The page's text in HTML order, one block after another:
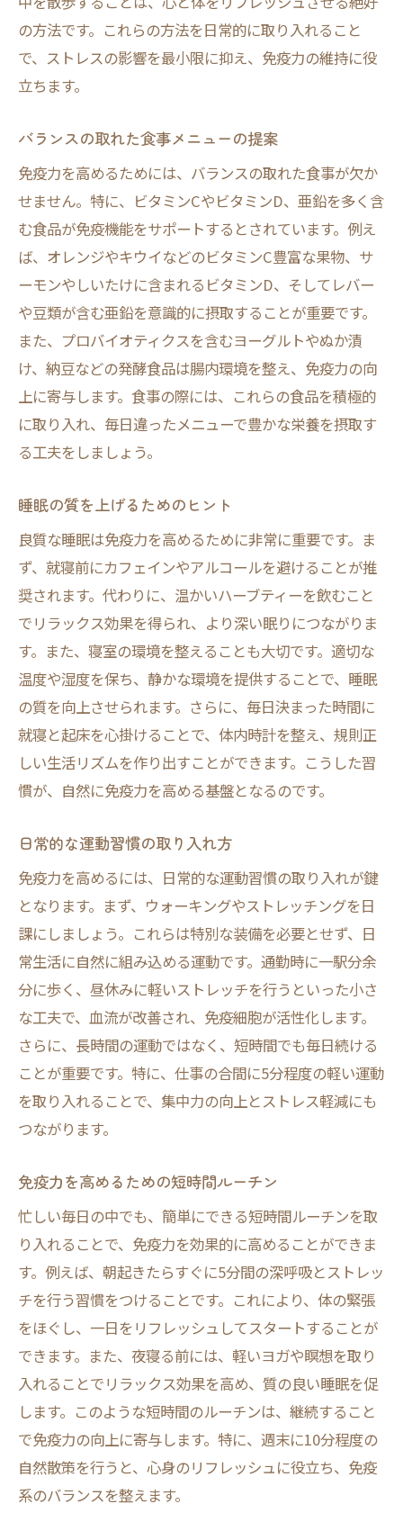
の方法です。これらの方法を日常的に取り入れること
で、ストレスの影響を最小限に抑え、免疫力の維持に役
立ちます。
バランスの取れた食事メニューの提案
免疫力を高めるためには、バランスの取れた食事が欠か
せません。特に、ビタミンCやビタミンD、亜鉛を多く含
む食品が免疫機能をサポートするとされています。例え
ば、オレンジやキウイなどのビタミンC豊富な果物、サ
ーモンやしいたけに含まれるビタミンD、そしてレバー
や豆類が含む亜鉛を意識的に摂取することが重要です。
また、プロバイオティクスを含むヨーグルトやぬか漬
け、納豆などの発酵食品は腸内環境を整え、免疫力の向
上に寄与します。食事の際には、これらの食品を積極的
に取り入れ、毎日違ったメニューで豊かな栄養を摂取す
る工夫をしましょう。
睡眠の質を上げるためのヒント
良質な睡眠は免疫力を高めるために非常に重要です。ま
ず、就寝前にカフェインやアルコールを避けることが推
奨されます。代わりに、温かいハーブティーを飲むこと
でリラックス効果を得られ、より深い眠りにつながりま
す。また、寝室の環境を整えることも大切です。適切な
温度や湿度を保ち、静かな環境を提供することで、睡眠
の質を向上させられます。さらに、毎日決まった時間に
就寝と起床を心掛けることで、体内時計を整え、規則正
しい生活リズムを作り出すことができます。こうした習
慣が、自然に免疫力を高める基盤となるのです。
日常的な運動習慣の取り入れ方
免疫力を高めるには、日常的な運動習慣の取り入れが鍵
となります。まず、ウォーキングやストレッチングを日
課にしましょう。これらは特別な装備を必要とせず、日
常生活に自然に組み込める運動です。通勤時に一駅分余
分に歩く、昼休みに軽いストレッチを行うといった小さ
な工夫で、血流が改善され、免疫細胞が活性化します。
さらに、長時間の運動ではなく、短時間でも毎日続ける
ことが重要です。特に、仕事の合間に5分程度の軽い運動
を取り入れることで、集中力の向上とストレス軽減にも
つながります。
免疫力を高めるための短時間ルーチン
忙しい毎日の中でも、簡単にできる短時間ルーチンを取
り入れることで、免疫力を効果的に高めることができま
す。例えば、朝起きたらすぐに5分間の深呼吸とストレッ
チを行う習慣をつけることです。これにより、体の緊張
をほぐし、一日をリフレッシュしてスタートすることが
できます。また、夜寝る前には、軽いヨガや瞑想を取り
入れることでリラックス効果を高め、質の良い睡眠を促
します。このような短時間のルーチンは、継続すること
で免疫力の向上に寄与します。特に、週末に10分程度の
自然散策を行うと、心身のリフレッシュに役立ち、免疫
系のバランスを整えます。